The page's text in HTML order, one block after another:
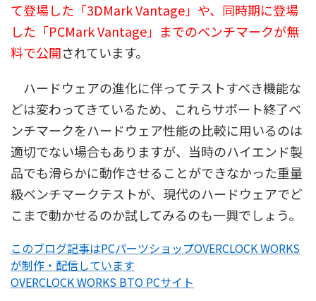
て登場した「3DMark Vantage」や、同時期に登場
した「PCMark Vantage」までのベンチマークが無
料で公開されています。
ハードウェアの進化に伴ってテストすべき機能な
どは変わってきているため、これらサポート終了ベ
ンチマークをハードウェア性能の比較に用いるのは
適切でない場合もありますが、当時のハイエンド製
品でも滑らかに動作させることができなかった重量
級ベンチマークテストが、現代のハードウェアでど
こまで動かせるのか試してみるのも一興でしょう。
このブログ記事はPCパーツショップOVERCLOCK WORKS
が制作・配信しています
OVERCLOCK WORKS BTO PCサイト